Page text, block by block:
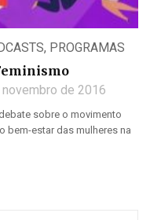
, PROGRAMAS
de 2016
sobre o movimento
bem-estar das mulheres na